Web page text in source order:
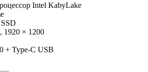
Intel KabyLake
1920 × 1200
+ Type-C USB